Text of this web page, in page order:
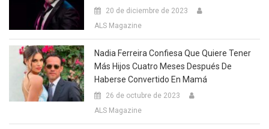
20 de diciembre de 2023
ALS Magazine
Nadia Ferreira Confiesa Que Quiere Tener
Más Hijos Cuatro Meses Después De
Haberse Convertido En Mamá
26 de octubre de 2023
ALS Magazine